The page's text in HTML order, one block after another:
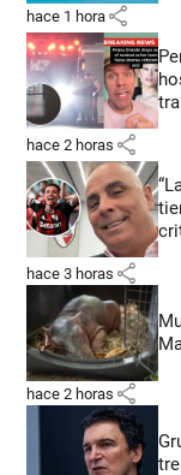
hace 1 hora share
hace 2 horas share
hace 3 horas share
hace 2 horas share